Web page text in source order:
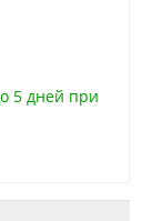
5 дней при